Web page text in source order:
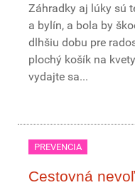
Záhradky aj lúky sú
a bylín, a bola by
dlhšiu dobu pre
plochý košík na
vydajte sa...
PREVENCIA
Cestovná